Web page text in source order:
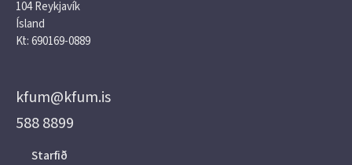
104 Reykjavík
Ísland
Kt: 690169-0889
kfum@kfum.is
588 8899
Starfið